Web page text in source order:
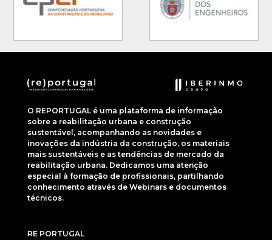
O REPORTUGAL é uma plataforma de informação
sobre a reabilitação urbana e construção
sustentável, acompanhando as novidades e
inovações da indústria da construção, os materiais
mais sustentáveis e as tendências de mercado da
reabilitação urbana. Dedicamos uma atenção
especial à formação de profissionais, partilhando
conhecimento através de Webinars e documentos
técnicos.
RE PORTUGAL